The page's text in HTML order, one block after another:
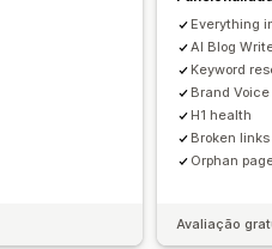
Everything
AI Blog
Keyword
Brand
H1 health
Broken links
Orphan
Avaliação